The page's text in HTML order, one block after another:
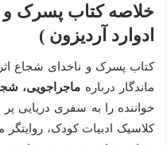
خلاصه کتاب پسرک و
ادوارد آردیزون )
کتاب پسرک و ناخدای شجاع اثر
ماندگار درباره ماجراجویی،
خواننده را به سفری دریایی
کلاسیک ادبیات کودک،